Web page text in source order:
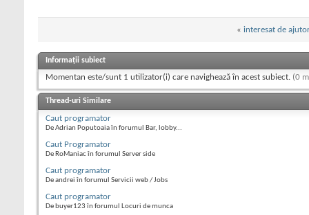
« interesat de
Informații subiect
Momentan este/sunt 1 utilizator(i) care navighează în acest subiect. (0
Thread-uri Similare
Caut programator
De Adrian Poputoaia în forumul Bar, lobby...
Caut Programator
De RoManiac în forumul Server side
Caut programator
De andrei în forumul Servicii web / Jobs
Caut programator
De buyer123 în forumul Locuri de munca